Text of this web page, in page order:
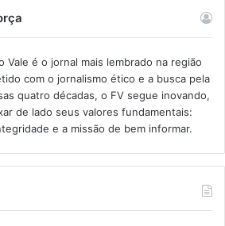
Vale é o jornal mais lembrado na região
com o jornalismo ético e a busca pela
quatro décadas, o FV segue inovando,
de lado seus valores fundamentais:
e a missão de bem informar.​